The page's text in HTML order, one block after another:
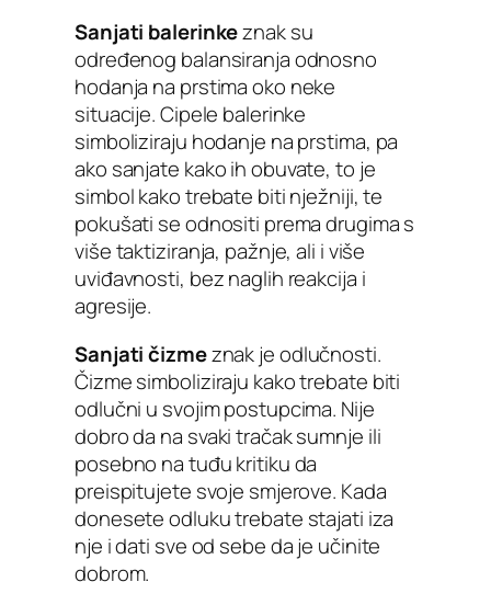
Sanjati balerinkeznak su
određenog balansiranja odnosno
hodanja na prstima oko neke
situacije. Cipele balerinke
simboliziraju hodanje na prstima, pa
ako sanjate kako ih obuvate, to je
simbol kako trebate biti nježniji, te
pokušati se odnositi prema drugima s
više taktiziranja, pažnje, ali i više
uviđavnosti, bez naglih reakcija i
agresije.
Sanjati čizmeznak je odlučnosti.
Čizme simboliziraju kako trebate biti
odlučni u svojim postupcima. Nije
dobro da na svaki tračak sumnje ili
posebno na tuđu kritiku da
preispitujete svoje smjerove. Kada
donesete odluku trebate stajati iza
nje i dati sve od sebe da je učinite
dobrom.